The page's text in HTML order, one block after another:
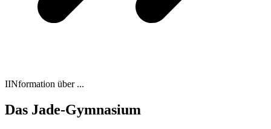
IINformation über ...
Das Jade-Gymnasium